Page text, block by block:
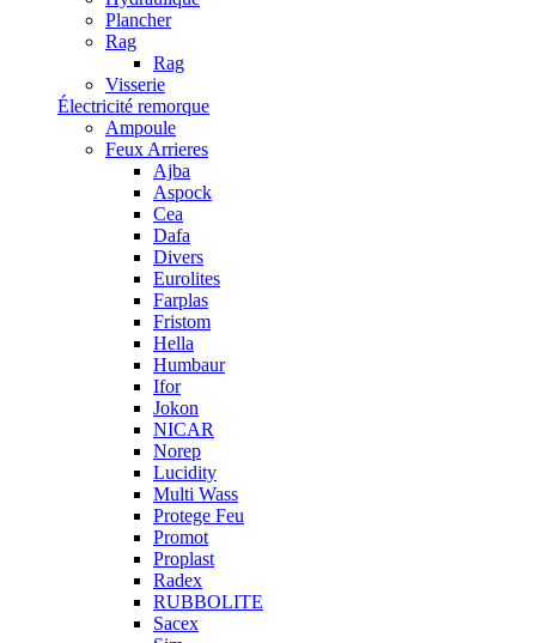
Plancher
Rag
Rag
Visserie
Électricité remorque
Ampoule
Feux Arrieres
Ajba
Aspock
Cea
Dafa
Divers
Eurolites
Farplas
Fristom
Hella
Humbaur
Ifor
Jokon
NICAR
Norep
Lucidity
Multi Wass
Protege Feu
Promot
Proplast
Radex
RUBBOLITE
Sacex